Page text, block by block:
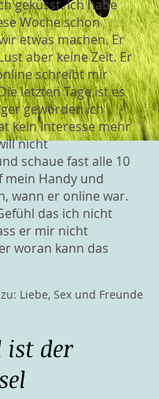
geküsst. Ich habe
Woche schon
etwas machen. Er
aber keine Zeit. Er
schreibt mir
letzten Tage ist es
geworden ich
kein Interesse mehr
nicht
schaue fast alle 10
mein Handy und
wann er online war.
das ich nicht
er mir nicht
woran kann das
Liebe, Sex und Freunde
ist der